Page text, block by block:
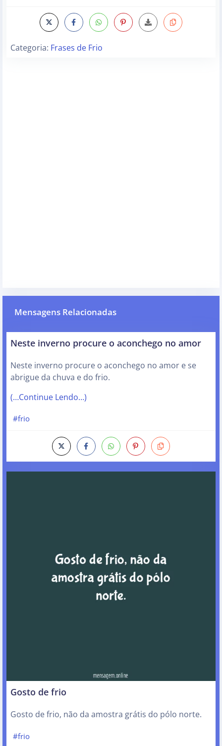
Categoria: Frases de Frio
Mensagens Relacionadas
Neste inverno procure o aconchego no amor
Neste inverno procure o aconchego no amor e se
abrigue da chuva e do frio.
(…Continue Lendo…)
#frio
Gosto de frio
Gosto de frio, não da amostra grátis do pólo norte.
#frio